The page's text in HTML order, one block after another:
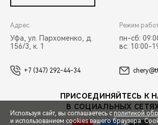
Адрес:
Уфа, ул. Пархоменко, д.
156/3, к. 1
Режим
пн-сб:
вс: 10:00-
+7 (347) 292-44-34
ПРИСОЕДИНЯЙТЕСЬ К
В СОЦИАЛЬНЫХ
Используя сайт, вы соглашаетесь с политикой
и использованием cookies вашего браузера.